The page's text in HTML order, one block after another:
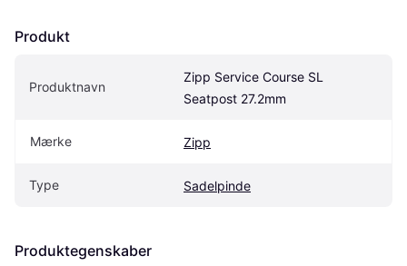
Produkt
Produktnavn
Zipp Service Course SL
Seatpost 27.2mm
Mærke Zipp
Type Sadelpinde
Produktegenskaber